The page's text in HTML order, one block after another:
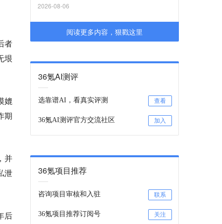
者
垠
媲
期
并
泄
后
2026-08-06
阅读更多内容，狠戳这里
36氪AI测评
选靠谱AI，看真实评测 查看
36氪AI测评官方交流社区 加入
36氪项目推荐
咨询项目审核和入驻 联系
36氪项目推荐订阅号 关注